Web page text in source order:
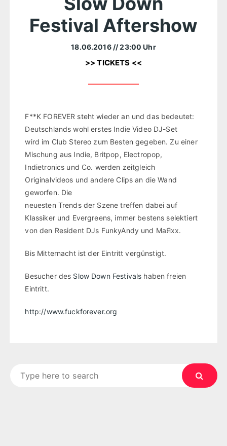
Festival Aftershow
18.06.2016 // 23:00 Uhr
>> TICKETS <<
F**K FOREVER steht wieder an und das bedeutet:
Deutschlands wohl erstes Indie Video DJ-Set
wird im Club Stereo zum Besten gegeben. Zu einer
Mischung aus Indie, Britpop, Electropop,
Indietronics und Co. werden zeitgleich
Originalvideos und andere Clips an die Wand
geworfen. Die
neuesten Trends der Szene treffen dabei auf
Klassiker und Evergreens, immer bestens selektiert
von den Resident DJs FunkyAndy und MaЯxx.
Bis Mitternacht ist der Eintritt vergünstigt.
Besucher des Slow Down Festivals haben freien
Eintritt.
http://www.fuckforever.org